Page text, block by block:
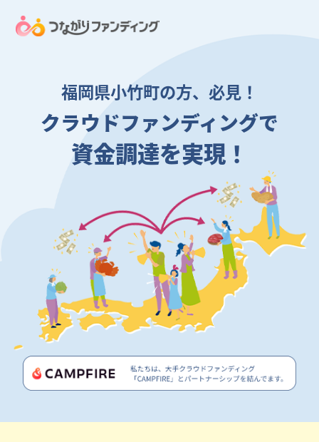
福岡県小竹町の方、必見！
クラウドファンディングで
資金調達を実現！